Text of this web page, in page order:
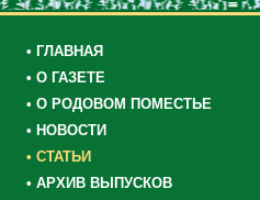
• ГЛАВНАЯ
• О ГАЗЕТЕ
• О РОДОВОМ ПОМЕСТЬЕ
• НОВОСТИ
• СТАТЬИ
• АРХИВ ВЫПУСКОВ